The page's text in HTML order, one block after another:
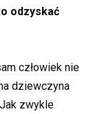
odzyskać
człowiek nie
dziewczyna
zwykle